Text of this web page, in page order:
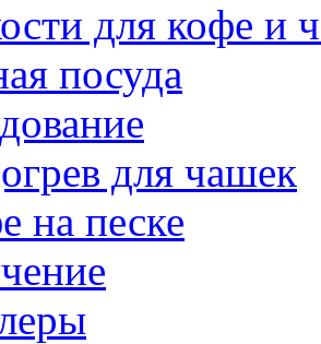
для кофе и
посуда
для чашек
на песке